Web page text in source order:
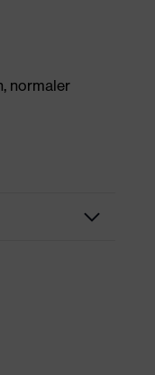
normaler